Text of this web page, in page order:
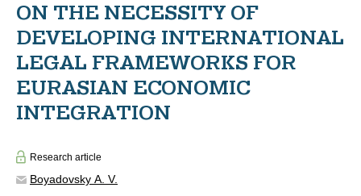
ON THE NECESSITY OF
DEVELOPING INTERNATIONAL
LEGAL FRAMEWORKS FOR
EURASIAN ECONOMIC
INTEGRATION
Research article
Boyadovsky A. V.